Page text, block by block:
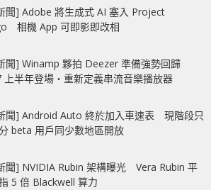
聞] Adobe 將生成式 AI 塞入 Project
相機 App 可即影即改相
聞] Winamp 夥拍 Deezer 準備強勢回歸
上半年登場‧重新定義串流音樂播放器
聞] Android Auto 終於加入車速表 現階段只
beta 用戶同少數地區開放
聞] NVIDIA Rubin 架構曝光 Vera Rubin 平
5 倍 Blackwell 算力